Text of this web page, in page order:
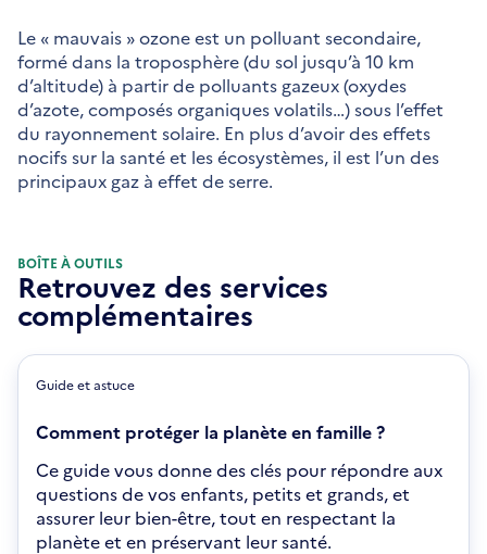
Le « mauvais » ozone est un polluant secondaire,
formé dans la troposphère (du sol jusqu’à 10 km
d’altitude) à partir de polluants gazeux (oxydes
d’azote, composés organiques volatils…) sous l’effet
du rayonnement solaire. En plus d’avoir des effets
nocifs sur la santé et les écosystèmes, il est l’un des
principaux gaz à effet de serre.
BOÎTE À OUTILS
Retrouvez des services
complémentaires
Guide et astuce
Comment protéger la planète en famille ?
Ce guide vous donne des clés pour répondre aux
questions de vos enfants, petits et grands, et
assurer leur bien-être, tout en respectant la
planète et en préservant leur santé.